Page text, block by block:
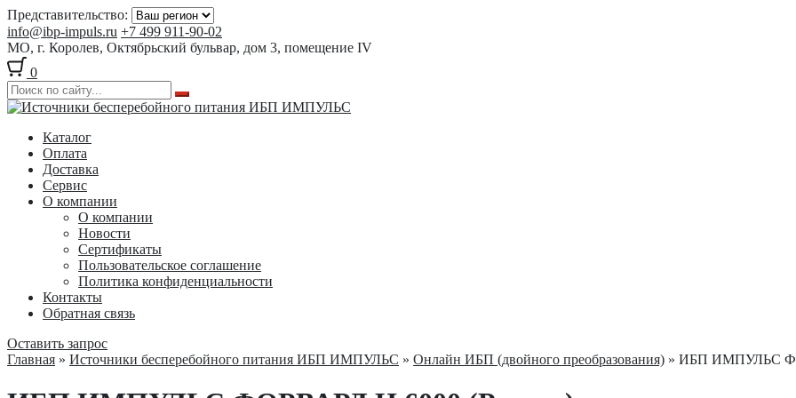
Представительство:
info@ibp-impuls.ru +7 499 911-90-02
МО, г. Королев, Октябрьский бульвар, дом 3, помещение IV
0
Перейти
навигации
Перейти
содержимому
Каталог
Оплата
Доставка
Сервис
О компании
О компании
Новости
Сертификаты
Пользовательское соглашение
Политика конфиденциальности
Контакты
Обратная связь
Оставить запрос
Главная » Источники бесперебойного питания ИБП ИМПУЛЬС » Онлайн ИБП (двойного преобразования) » ИБП ИМПУЛЬС